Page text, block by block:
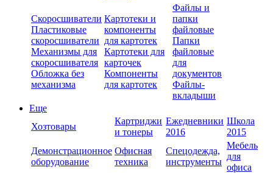
Скоросшиватели
Пластиковые
скоросшиватели
Механизмы для
скоросшивателя
Обложка без
механизма
Картотеки и
компоненты
для картотек
Картотеки для
карточек
Компоненты
для картотек
Файлы и
папки
файловые
Папки
файловые
для
документов
Файлы-
вкладыши
Еще
Хозтовары
Картриджи
и тонеры
Ежедневники
2016
Школа
2015
Демонстрационное
оборудование
Офисная
техника
Спецодежда,
инструменты
Мебель
для
офиса